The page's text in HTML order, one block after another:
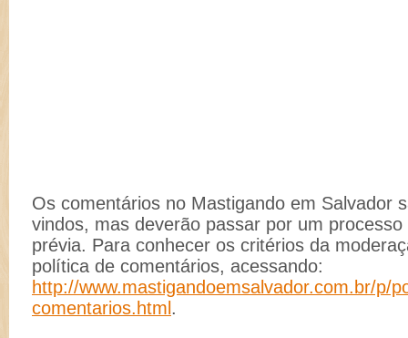
Os comentários no Mastigando em Salvador
vindos, mas deverão passar por um
prévia. Para conhecer os critérios da
política de comentários, acessando:
http://www.mastigandoemsalvador.com.br/p/
comentarios.html .